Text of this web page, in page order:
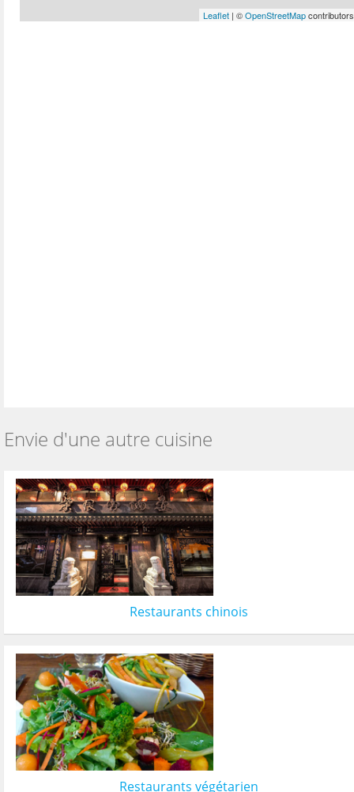
Leaflet | ©OpenStreetMapcontributors
Envie d'une autre cuisine
Restaurants chinois
Restaurants végétarien